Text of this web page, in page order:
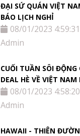
ĐẠI SỨ QUÁN VIỆT
BÁO LỊCH NGHỈ
08/01/2023
Admin
CUỐI TUẦN SÔI ĐỘNG
DEAL HÈ VỀ VIỆT NAM
08/01/2023
Admin
HAWAII - THIÊN